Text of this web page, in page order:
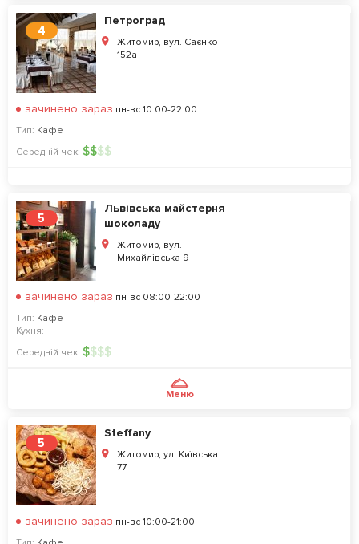
4
Петроград
Житомир, вул. Саєнко
152а
зачинено зараз пн-вс 10:00-22:00
Тип: Кафе
Середній чек: $$$$
5
Львівська майстерня
шоколаду
Житомир, вул.
Михайлівська 9
зачинено зараз пн-вс 08:00-22:00
Тип: Кафе
Кухня:
Середній чек: $$$$
Меню
5
Steffany
Житомир, ул. Київська
77
зачинено зараз пн-вс 10:00-21:00